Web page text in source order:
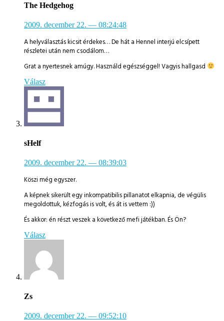
The Hedgehog
2009. december 22. — 08:24:48
A helyválasztás kicsit érdekes… De hát a Hennel interjú elcsípett
részletei után nem csodálom…
Grat a nyertesnek amúgy. Használd egészséggel! Vagyis hallgasd
Válasz
sHelf
2009. december 22. — 08:39:03
Köszi még egyszer.
A képnek sikerült egy inkompatibilis pillanatot elkapnia, de végülis
megoldottuk, kézfogás is volt, és át is vettem :))
És akkor: én részt veszek a következő mefi játékban. És Ön?
Válasz
Zs
2009. december 22. — 09:52:10